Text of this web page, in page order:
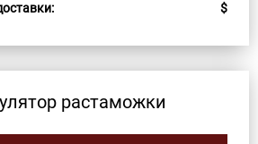
$
растаможки